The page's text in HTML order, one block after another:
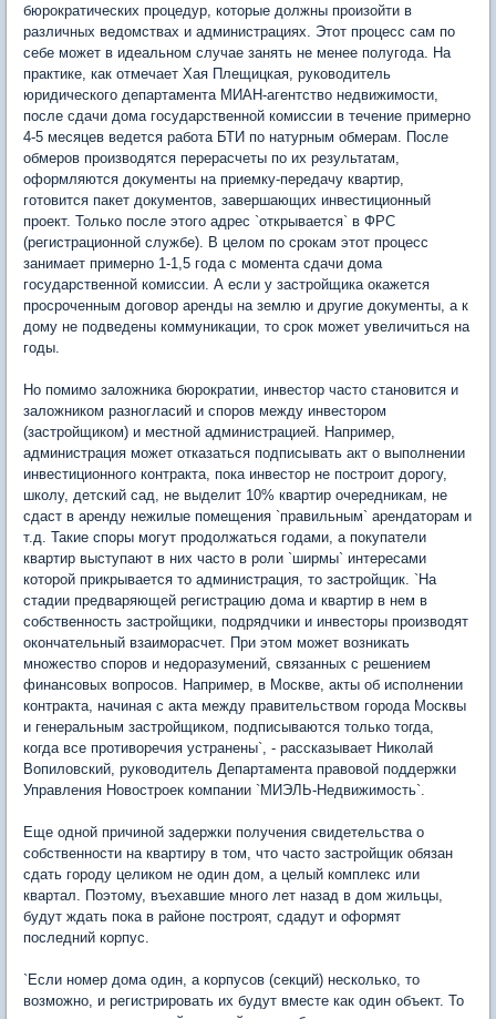
бюрократических процедур, которые должны произойти в
различных ведомствах и администрациях. Этот процесс сам по
себе может в идеальном случае занять не менее полугода. На
практике, как отмечает Хая Плещицкая, руководитель
юридического департамента МИАН-агентство недвижимости,
после сдачи дома государственной комиссии в течение примерно
4-5 месяцев ведется работа БТИ по натурным обмерам. После
обмеров производятся перерасчеты по их результатам,
оформляются документы на приемку-передачу квартир,
готовится пакет документов, завершающих инвестиционный
проект. Только после этого адрес `открывается` в ФРС
(регистрационной службе). В целом по срокам этот процесс
занимает примерно 1-1,5 года с момента сдачи дома
государственной комиссии. А если у застройщика окажется
просроченным договор аренды на землю и другие документы, а к
дому не подведены коммуникации, то срок может увеличиться на
годы.
Но помимо заложника бюрократии, инвестор часто становится и
заложником разногласий и споров между инвестором
(застройщиком) и местной администрацией. Например,
администрация может отказаться подписывать акт о выполнении
инвестиционного контракта, пока инвестор не построит дорогу,
школу, детский сад, не выделит 10% квартир очередникам, не
сдаст в аренду нежилые помещения `правильным` арендаторам и
т.д. Такие споры могут продолжаться годами, а покупатели
квартир выступают в них часто в роли `ширмы` интересами
которой прикрывается то администрация, то застройщик. `На
стадии предваряющей регистрацию дома и квартир в нем в
собственность застройщики, подрядчики и инвесторы производят
окончательный взаиморасчет. При этом может возникать
множество споров и недоразумений, связанных с решением
финансовых вопросов. Например, в Москве, акты об исполнении
контракта, начиная с акта между правительством города Москвы
и генеральным застройщиком, подписываются только тогда,
когда все противоречия устранены`, - рассказывает Николай
Вопиловский, руководитель Департамента правовой поддержки
Управления Новостроек компании `МИЭЛЬ-Недвижимость`.
Еще одной причиной задержки получения свидетельства о
собственности на квартиру в том, что часто застройщик обязан
сдать городу целиком не один дом, а целый комплекс или
квартал. Поэтому, въехавшие много лет назад в дом жильцы,
будут ждать пока в районе построят, сдадут и оформят
последний корпус.
`Если номер дома один, а корпусов (секций) несколько, то
возможно, и регистрировать их будут вместе как один объект. То